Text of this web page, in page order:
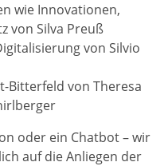
wie Innovationen,
von Silva Preuß
von Silvio
Bitterfeld von Theresa
oder ein Chatbot – wir
auf die Anliegen der